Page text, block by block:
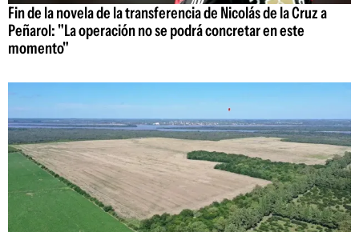
Fin de la novela de la transferencia de Nicolás de la Cruz a
Peñarol: "La operación no se podrá concretar en este
momento"